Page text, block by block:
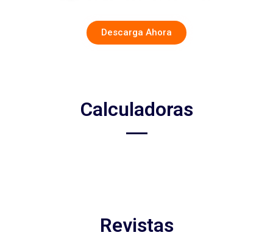
Descarga Ahora
Calculadoras
Revistas